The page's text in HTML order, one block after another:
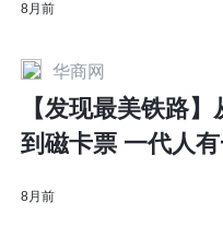
8月前
华商网
【发现最美铁路
到磁卡票 一代人
8月前